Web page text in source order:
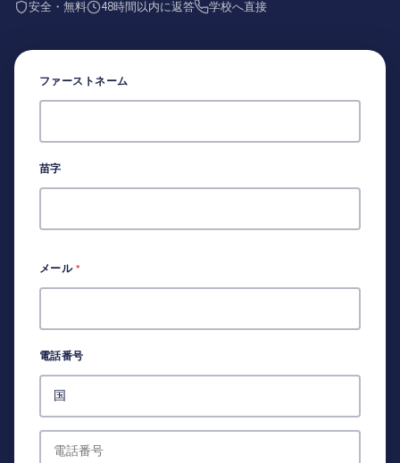
安全・無料 48時間以内に返答 学校へ直接
ファーストネーム
苗字
メール *
電話番号